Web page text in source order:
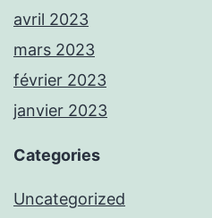
avril 2023
mars 2023
février 2023
janvier 2023
Categories
Uncategorized